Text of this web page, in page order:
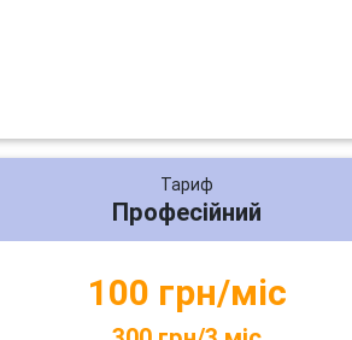
Тариф
Професійний
100 грн/міс